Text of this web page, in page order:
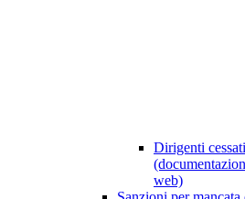
Dirigenti
web)